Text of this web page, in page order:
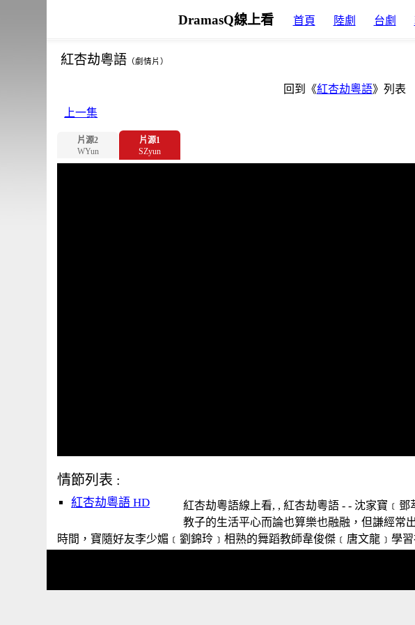
DramasQ線上看 首頁 陸劇 台劇
紅杏劫粵語 （劇情片）
回到《紅杏劫粵語》列表
上一集
片源2
WYun
片源1
SZyun
情節列表 :
紅杏劫粵語 HD
紅杏劫粵語線上看, , 紅杏劫粵語 - - 沈家寶﹝
教子的生活平心而論也算樂也融融，但謙經常
時間，寶隨好友李少媚﹝劉錦玲﹞相熟的舞蹈教師韋俊傑﹝唐文龍﹞學習